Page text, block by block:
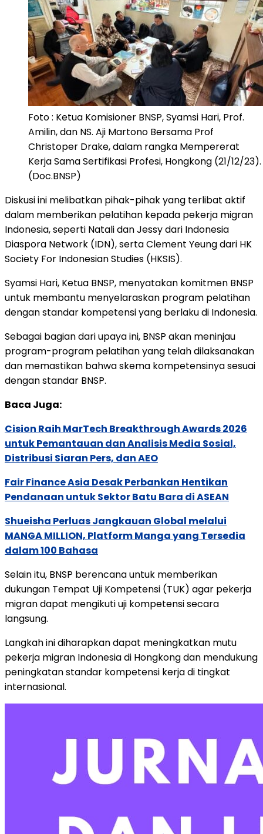
Foto : Ketua Komisioner BNSP, Syamsi Hari, Prof.
Amilin, dan NS. Aji Martono Bersama Prof
Christoper Drake, dalam rangka Mempererat
Kerja Sama Sertifikasi Profesi, Hongkong (21/12/23).
(Doc.BNSP)
Diskusi ini melibatkan pihak-pihak yang terlibat aktif
dalam memberikan pelatihan kepada pekerja migran
Indonesia, seperti Natali dan Jessy dari Indonesia
Diaspora Network (IDN), serta Clement Yeung dari HK
Society For Indonesian Studies (HKSIS).
Syamsi Hari, Ketua BNSP, menyatakan komitmen BNSP
untuk membantu menyelaraskan program pelatihan
dengan standar kompetensi yang berlaku di Indonesia.
Sebagai bagian dari upaya ini, BNSP akan meninjau
program-program pelatihan yang telah dilaksanakan
dan memastikan bahwa skema kompetensinya sesuai
dengan standar BNSP.
Baca Juga:
Cision Raih MarTech Breakthrough Awards 2026
untuk Pemantauan dan Analisis Media Sosial,
Distribusi Siaran Pers, dan AEO
Fair Finance Asia Desak Perbankan Hentikan
Pendanaan untuk Sektor Batu Bara di ASEAN
Shueisha Perluas Jangkauan Global melalui
MANGA MILLION, Platform Manga yang Tersedia
dalam 100 Bahasa
Selain itu, BNSP berencana untuk memberikan
dukungan Tempat Uji Kompetensi (TUK) agar pekerja
migran dapat mengikuti uji kompetensi secara
langsung.
Langkah ini diharapkan dapat meningkatkan mutu
pekerja migran Indonesia di Hongkong dan mendukung
peningkatan standar kompetensi kerja di tingkat
internasional.